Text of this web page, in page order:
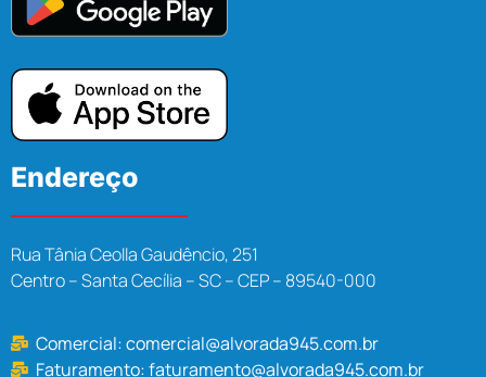
Endereço
Rua Tânia Ceolla Gaudêncio, 251
Centro – Santa Cecília – SC – CEP – 89540-000
Comercial:comercial@alvorada945.com.br
Faturamento:faturamento@alvorada945.com.br